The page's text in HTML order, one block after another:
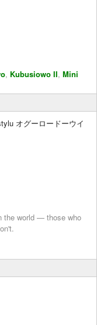
, Kubusiowo II, Mini
オグーロードーウイ
the world — those who